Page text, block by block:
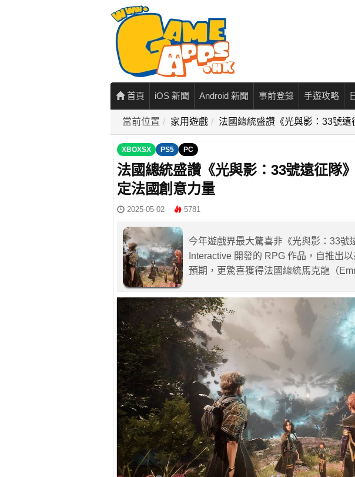
首頁 iOS 新聞 Android 新聞 事前登錄 手遊攻略
當前位置 家用遊戲 法國總統盛讚《光與影：33號
XBOXSX PS5 PC
法國總統盛讚《光與影：33號遠征隊
定法國創意力量
2025-05-02 5781
今年遊戲界最大驚喜非《光與影：33號
Interactive 開發的 RPG 作品，自推出
預期，更驚喜獲得法國總統馬克龍（